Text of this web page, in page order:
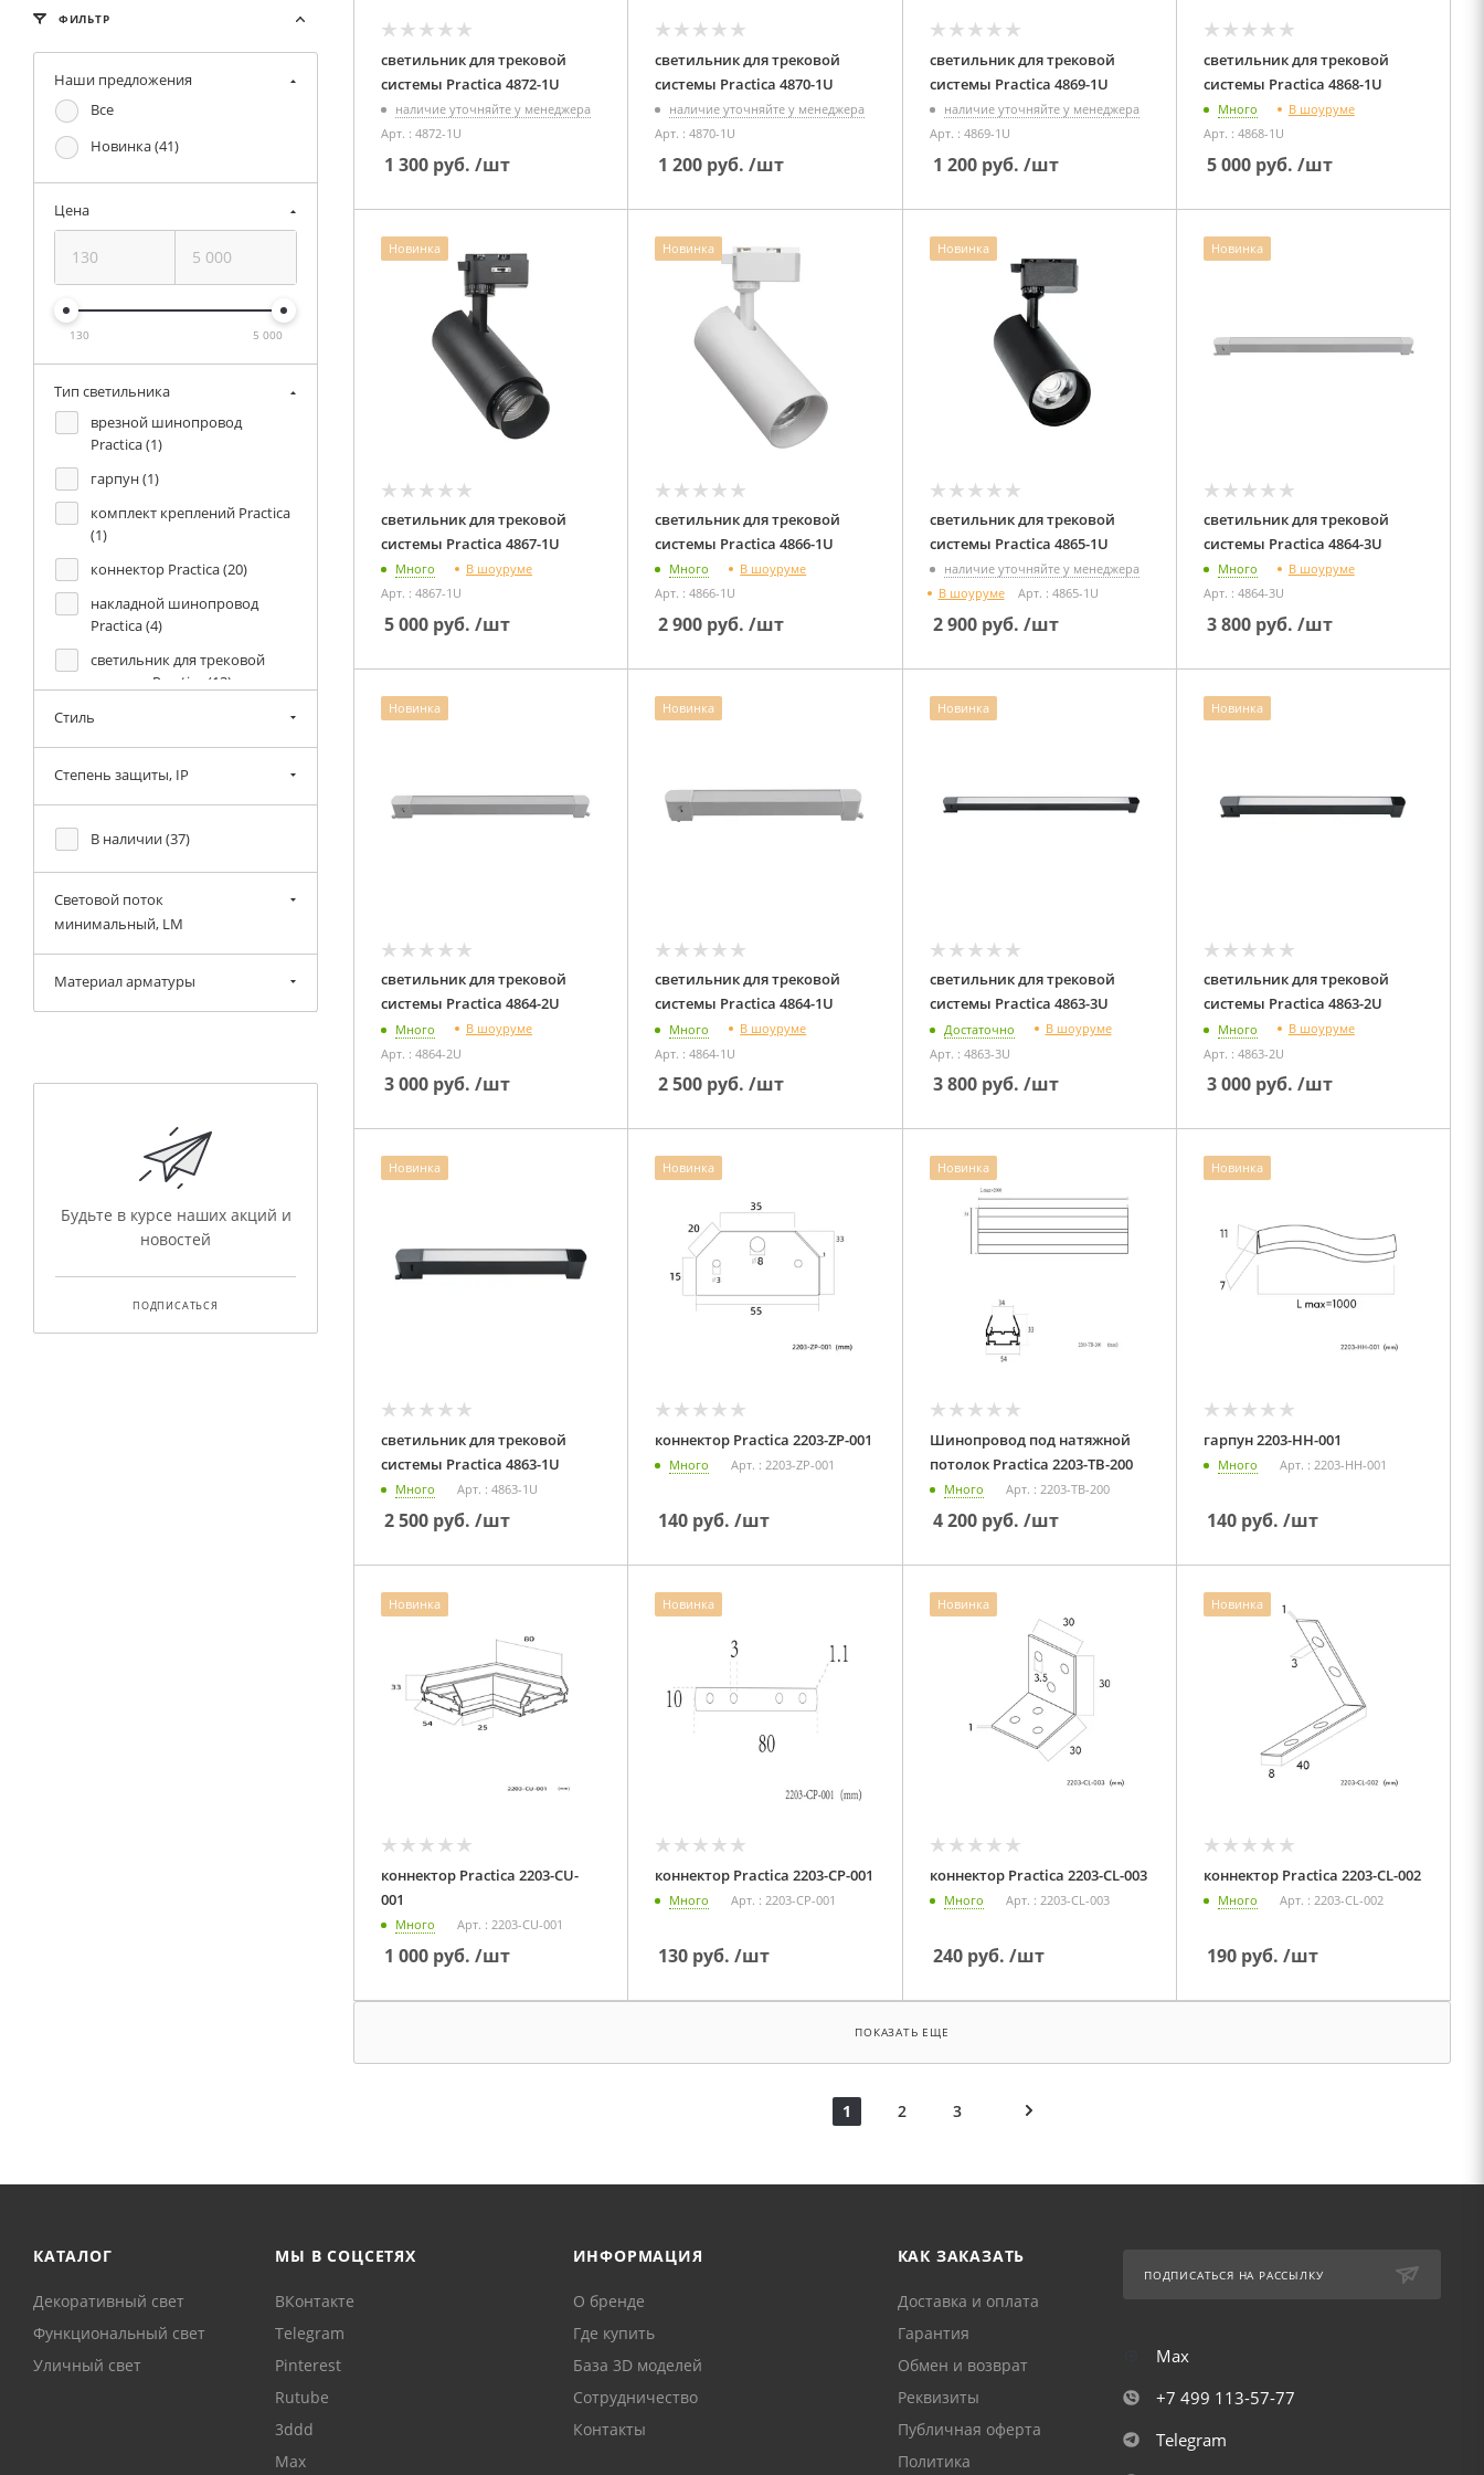
светильник для трековой
системы Practica 4872-1U
наличие уточняйте у менеджера
Арт. : 4872-1U
1 300 руб. /шт
светильник для трековой
системы Practica 4870-1U
наличие уточняйте у менеджера
Арт. : 4870-1U
1 200 руб. /шт
светильник для трековой
системы Practica 4869-1U
наличие уточняйте у менеджера
Арт. : 4869-1U
1 200руб. /шт
светильник для трековой
системы Practica 4868-1U
Много
В шоуруме
Арт. : 4868-1U
5 000руб. /шт
Новинка
светильник для трековой
системы Practica 4867-1U
Много
В шоуруме
Арт. : 4867-1U
5 000 руб. /шт
Новинка
светильник для трековой
системы Practica 4866-1U
Много
В шоуруме
Арт. : 4866-1U
2 900 руб. /шт
Новинка
светильник для трековой
системы Practica 4865-1U
наличие уточняйте у менеджера
В шоуруме
Арт. : 4865-1U
2 900руб. /шт
Новинка
светильник для трековой
системы Practica 4864-3U
Много
В шоуруме
Арт. : 4864-3U
3 800руб. /шт
Новинка
светильник для трековой
системы Practica 4864-2U
Много
В шоуруме
Арт. : 4864-2U
3 000 руб. /шт
Новинка
светильник для трековой
системы Practica 4864-1U
Много
В шоуруме
Арт. : 4864-1U
2 500 руб. /шт
Новинка
светильник для трековой
системы Practica 4863-3U
Достаточно
В шоуруме
Арт. : 4863-3U
3 800руб. /шт
Новинка
светильник для трековой
системы Practica 4863-2U
Много
В шоуруме
Арт. : 4863-2U
3 000руб. /шт
Новинка
светильник для трековой
системы Practica 4863-1U
Много Арт. : 4863-1U
2 500 руб. /шт
Новинка
коннектор Practica 2203-ZP-001
Много Арт. : 2203-ZP-001
140 руб. /шт
Новинка
Шинопровод под натяжной
потолок Practica 2203-TB-200
Много Арт. : 2203-TB-200
4 200руб. /шт
Новинка
гарпун 2203-HH-001
Много Арт. : 2203-HH-001
140руб. /шт
Новинка
коннектор Practica 2203-CU-
001
Много Арт. : 2203-CU-001
1 000 руб. /шт
Новинка
коннектор Practica 2203-CP-001
Много Арт. : 2203-CP-001
130 руб. /шт
Новинка
коннектор Practica 2203-CL-003
Много Арт. : 2203-CL-003
240руб. /шт
Новинка
коннектор Practica 2203-CL-002
Много Арт. : 2203-CL-002
190руб. /шт
ПОКАЗАТЬ ЕЩЕ
1 2 3
ФИЛЬТР
Наши предложения
Все
Новинка (41)
Цена
130 5 000
Тип светильника
врезной шинопровод
Practica (1)
гарпун (1)
комплект креплений Practica
(1)
коннектор Practica (20)
накладной шинопровод
Practica (4)
светильник для трековой
системы Practica (13)
Шинопровод под натяжной
Стиль
Степень защиты, IP
В наличии (37)
Световой поток
минимальный, LM
Материал арматуры
Будьте в курсе наших акций и
новостей
ПОДПИСАТЬСЯ
КАТАЛОГ
Декоративный свет
Функциональный свет
Уличный свет
МЫ В СОЦСЕТЯХ
ВКонтакте
Telegram
Pinterest
Rutube
3ddd
Max
ИНФОРМАЦИЯ
О бренде
Где купить
База 3D моделей
Сотрудничество
Контакты
КАК ЗАКАЗАТЬ
Доставка и оплата
Гарантия
Обмен и возврат
Реквизиты
Публичная оферта
Политика
ПОДПИСАТЬСЯ НА РАССЫЛКУ
Max
+7 499 113-57-77
Telegram